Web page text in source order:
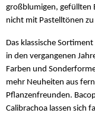
großblumigen, gefüllten
nicht mit Pastelltönen zu
Das klassische
in den vergangenen
Farben und
mehr Neuheiten aus
Pflanzenfreunden.
Calibrachoa lassen sich